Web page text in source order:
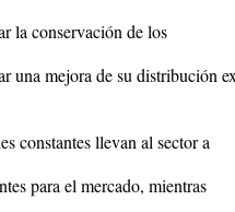
la conservación de los
una mejora de su distribución
constantes llevan al sector a
para el mercado, mientras